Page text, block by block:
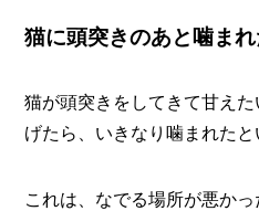
猫に頭突きのあと噛ま
猫が頭突きをしてきて甘え
げたら、いきなり噛まれたと
これは、なでる場所が悪か